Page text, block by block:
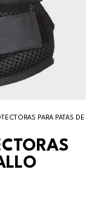
PARA PATAS DE